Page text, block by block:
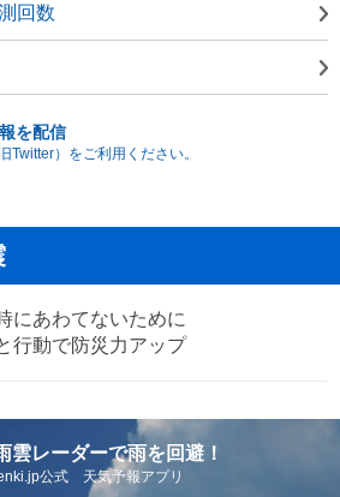
回数
を配信
Twitter）をご利用ください。
にあわてないために
行動で防災力アップ
雲レーダーで雨を回避！
公式 天気予報アプリ